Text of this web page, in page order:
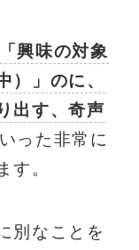
「興味の対象
）」のに、
出す、奇声
った非常に
す。
別なことを